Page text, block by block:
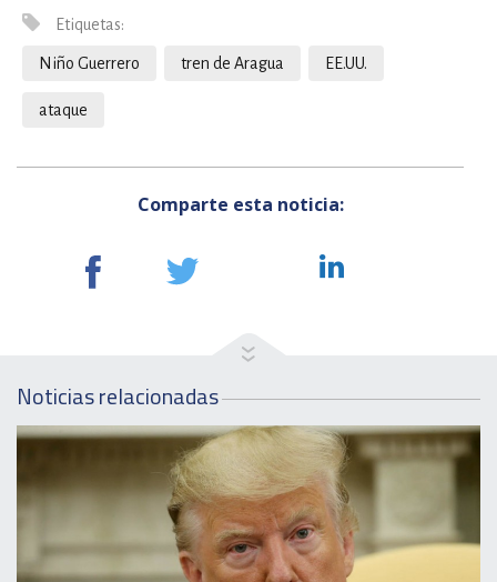
Etiquetas:
Niño Guerrero tren de Aragua EE.UU.
ataque
Comparte esta noticia:
Noticias relacionadas